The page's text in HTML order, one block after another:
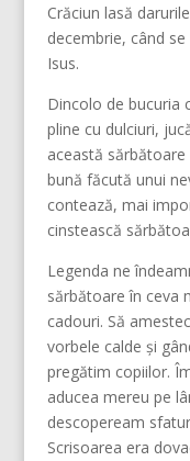
Crăciun lasă
decembrie, când
Isus.
Dincolo de bucuria
pline cu dulciuri,
această
bună făcută unui
contează, mai
cinstească
Legenda ne
sărbătoare în ceva
cadouri. Să
vorbele calde și
pregătim copiilor.
aducea mereu pe
descopeream
Scrisoarea era